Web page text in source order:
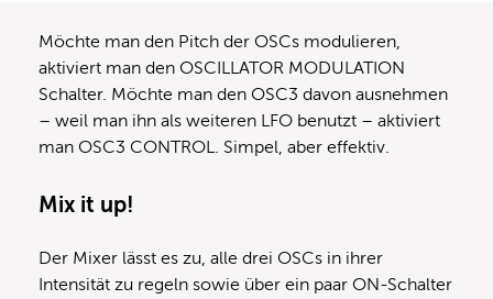
Möchte man den Pitch der OSCs modulieren,
aktiviert man den OSCILLATOR MODULATION
Schalter. Möchte man den OSC3 davon ausnehmen
– weil man ihn als weiteren LFO benutzt – aktiviert
man OSC3 CONTROL. Simpel, aber effektiv.
Mix it up!
Der Mixer lässt es zu, alle drei OSCs in ihrer
Intensität zu regeln sowie über ein paar ON-Schalter